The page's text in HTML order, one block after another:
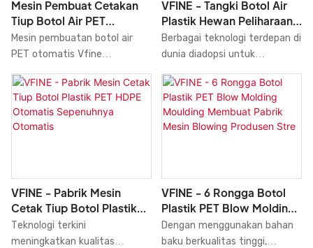
efisiensi tinggi, menghasilkan
botol dengan cepat dan andal.
dll., dan menikmati reputasi
yang baik di pasar.
Mesin Pembuat Cetakan
Tiup Botol Air PET
Otomatis Sepenuhnya
Mesin pembuatan botol air
PET otomatis Vfine
peniupan peregangan dua
langkah yang matang,
dirancang secara profesional
untuk produksi wadah
VFINE - Tangki Botol Air
Plastik Hewan Peliharaan
Servo Penuh Otomatis
Peregangan Tiup Cetakan
Berbagai teknologi terdepan di
dunia diadopsi untuk
Plastik Hewan Peliharaan
Servo Penuh Otomatis,
Pembuatan Cetakan Tiup
Peregangan, Pembuatan
yang disebutkan di atas,
produk dapat ditemukan
secara luas di bidang Mesin
Cetak Tiup.
VFINE - Pabrik Mesin
Cetak Tiup Botol Plastik
PET HDPE Otomatis
Sepenuhnya Otomatis
Teknologi terkini
meningkatkan kualitas
VFINE - 6 Rongga Botol
Plastik PET Blow Molding
Moulding Membuat Pabrik
Mesin Blowing Produsen
Dengan menggunakan bahan
baku berkualitas tinggi,